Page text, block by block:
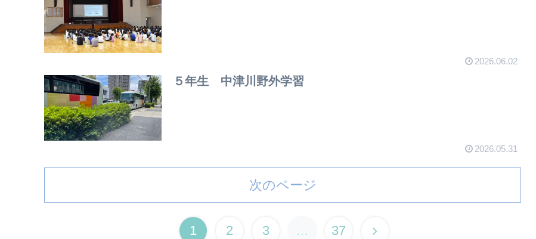
2026.06.02
５年生 中津川野外学習
2026.05.31
次のページ
1 2 3 … 37